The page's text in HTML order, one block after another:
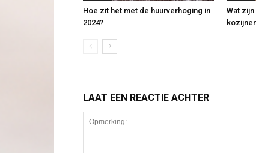
Hoe zit het met de huurverhoging in
2024?
Wat
LAAT EEN REACTIE ACHTER